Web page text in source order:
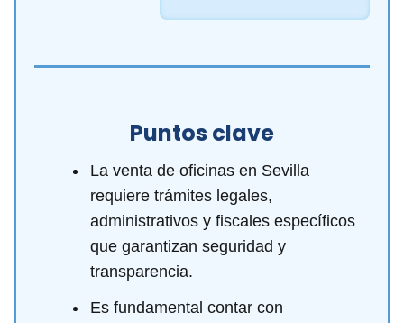
Puntos clave
La venta de oficinas en Sevilla
requiere trámites legales,
administrativos y fiscales específicos
que garantizan seguridad y
transparencia.
Es fundamental contar con